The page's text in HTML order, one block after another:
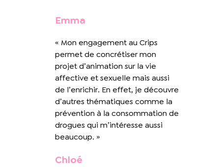
Emma
« Mon engagement au Crips
permet de concrétiser mon
projet d’animation sur la vie
affective et sexuelle mais aussi
de l’enrichir. En effet, je découvre
d’autres thématiques comme la
prévention à la consommation de
drogues qui m’intéresse aussi
beaucoup. »
Chloé